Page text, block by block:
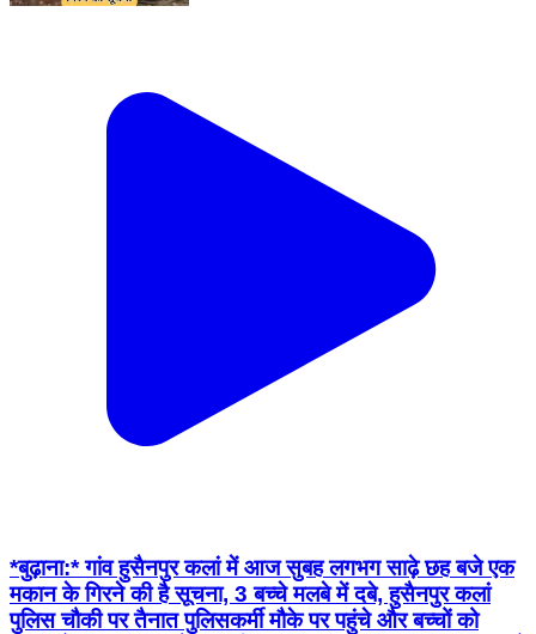
*बुढ़ाना:* गांव हुसैनपुर कलां में आज सुबह लगभग साढ़े छह बजे एक
मकान के गिरने की है सूचना, 3 बच्चे मलबे में दबे, हुसैनपुर कलां
पुलिस चौकी पर तैनात पुलिसकर्मी मौके पर पहुंचे और बच्चों को